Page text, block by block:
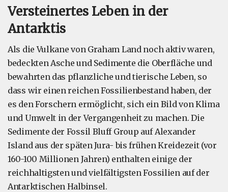
Versteinertes Leben in der
Antarktis
Als die Vulkane von Graham Land noch aktiv waren,
bedeckten Asche und Sedimente die Oberfläche und
bewahrten das pflanzliche und tierische Leben, so
dass wir einen reichen Fossilienbestand haben, der
es den Forschern ermöglicht, sich ein Bild von Klima
und Umwelt in der Vergangenheit zu machen. Die
Sedimente der Fossil Bluff Group auf Alexander
Island aus der späten Jura- bis frühen Kreidezeit (vor
160-100 Millionen Jahren) enthalten einige der
reichhaltigsten und vielfältigsten Fossilien auf der
Antarktischen Halbinsel.